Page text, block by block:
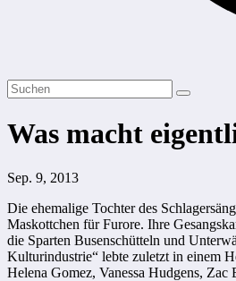
Was macht
Sep. 9, 2013
Die ehemalige Tochter des
Maskottchen für Furore. Ihre
die Sparten Busenschütteln und
Kulturindustrie“ lebte zuletzt in einem
Helena Gomez, Vanessa Hudgens,